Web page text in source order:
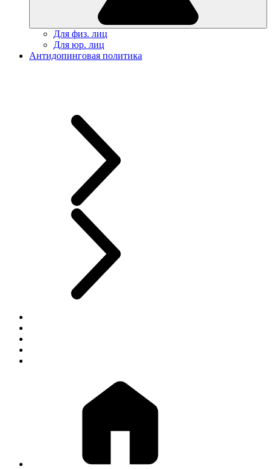
Для физ. лиц
Для юр. лиц
Антидопинговая политика